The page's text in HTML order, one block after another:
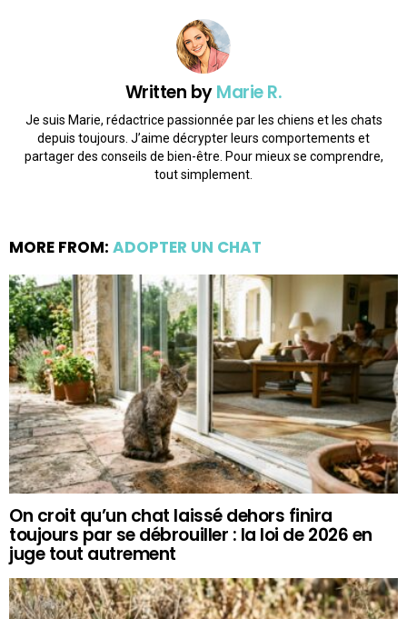
Written byMarie R.
Je suis Marie, rédactrice passionnée par les chiens et les chats
depuis toujours. J’aime décrypter leurs comportements et
partager des conseils de bien-être. Pour mieux se comprendre,
tout simplement.
MORE FROM: ADOPTER UN CHAT
On croit qu’un chat laissé dehors finira
toujours par se débrouiller : la loi de 2026 en
juge tout autrement